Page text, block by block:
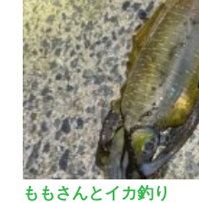
ももさんとイカ釣り